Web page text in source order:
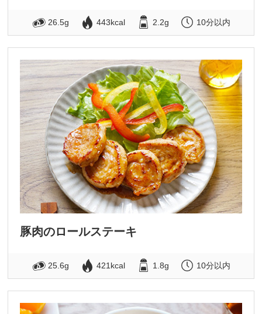
26.5g 443kcal 2.2g 10分以内
豚肉のロールステーキ
25.6g 421kcal 1.8g 10分以内